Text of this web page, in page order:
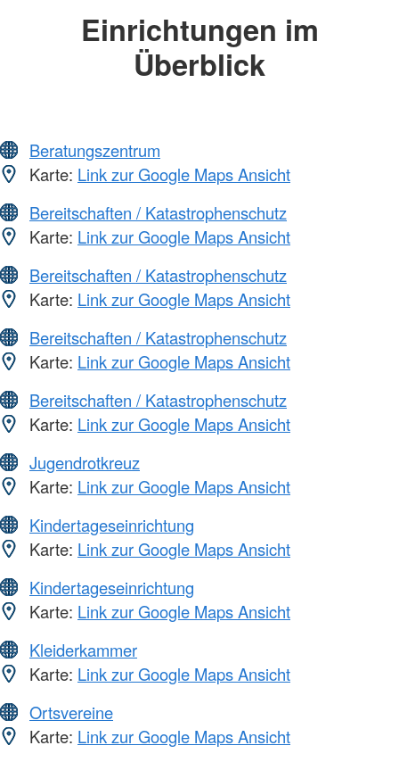
Einrichtungen im
Überblick
Beratungszentrum
Karte: Link zur Google Maps Ansicht
Bereitschaften / Katastrophenschutz
Karte: Link zur Google Maps Ansicht
Bereitschaften / Katastrophenschutz
Karte: Link zur Google Maps Ansicht
Bereitschaften / Katastrophenschutz
Karte: Link zur Google Maps Ansicht
Bereitschaften / Katastrophenschutz
Karte: Link zur Google Maps Ansicht
Jugendrotkreuz
Karte: Link zur Google Maps Ansicht
Kindertageseinrichtung
Karte: Link zur Google Maps Ansicht
Kindertageseinrichtung
Karte: Link zur Google Maps Ansicht
Kleiderkammer
Karte: Link zur Google Maps Ansicht
Ortsvereine
Karte: Link zur Google Maps Ansicht